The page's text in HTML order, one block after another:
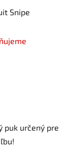
Snipe
puk určený pre